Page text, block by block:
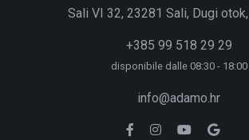
Sali VI 32, 23281 Sali, Dugi
+385 99 518 29 29
disponibile dalle 08:30 - 18:00
info@adamo.hr